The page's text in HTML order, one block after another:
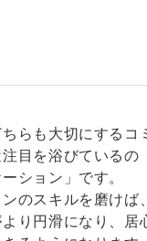
らも大切にするコ
目を浴びているの
ション」です。
のスキルを磨けば、
り円滑になり、居